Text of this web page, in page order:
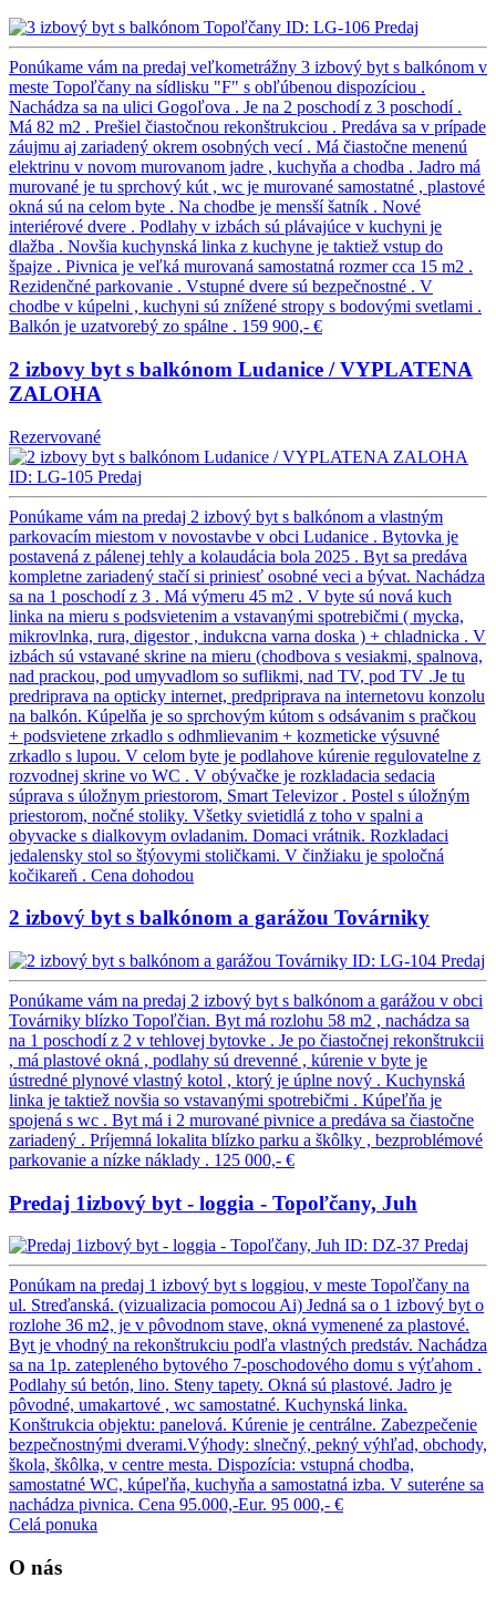
ID: LG-106 Predaj
Ponúkame vám na predaj veľkometrážny 3 izbový byt s balkónom v
meste Topoľčany na sídlisku "F" s obľúbenou dispozíciou .
Nachádza sa na ulici Gogoľova . Je na 2 poschodí z 3 poschodí .
Má 82 m2 . Prešiel čiastočnou rekonštrukciou . Predáva sa v prípade
záujmu aj zariadený okrem osobných vecí . Má čiastočne menenú
elektrinu v novom murovanom jadre , kuchyňa a chodba . Jadro má
murované je tu sprchový kút , wc je murované samostatné , plastové
okná sú na celom byte . Na chodbe je mensší šatník . Nové
interiérové dvere . Podlahy v izbách sú plávajúce v kuchyni je
dlažba . Novšia kuchynská linka z kuchyne je taktiež vstup do
špajze . Pivnica je veľká murovaná samostatná rozmer cca 15 m2 .
Rezidenčné parkovanie . Vstupné dvere sú bezpečnostné . V
chodbe v kúpelni , kuchyni sú znížené stropy s bodovými svetlami .
Balkón je uzatvorebý zo spálne . 159 900,- €
2 izbovy byt s balkónom Ludanice / VYPLATENA
ZALOHA
Rezervované
ID: LG-105 Predaj
Ponúkame vám na predaj 2 izbový byt s balkónom a vlastným
parkovacím miestom v novostavbe v obci Ludanice . Bytovka je
postavená z pálenej tehly a kolaudácia bola 2025 . Byt sa predáva
kompletne zariadený stačí si priniesť osobné veci a bývat. Nachádza
sa na 1 poschodí z 3 . Má výmeru 45 m2 . V byte sú nová kuch
linka na mieru s podsvietenim a vstavanými spotrebičmi ( mycka,
mikrovlnka, rura, digestor , indukcna varna doska ) + chladnicka . V
izbách sú vstavané skrine na mieru (chodbova s vesiakmi, spalnova,
nad prackou, pod umyvadlom so suflikmi, nad TV, pod TV .Je tu
predriprava na opticky internet, predpriprava na internetovu konzolu
na balkón. Kúpelňa je so sprchovým kútom s odsávanim s pračkou
+ podsvietene zrkadlo s odhmlievanim + kozmeticke výsuvné
zrkadlo s lupou. V celom byte je podlahove kúrenie regulovatelne z
rozvodnej skrine vo WC . V obývačke je rozkladacia sedacia
súprava s úložnym priestorom, Smart Televizor . Postel s úložným
priestorom, nočné stoliky. Všetky svietidlá z toho v spalni a
obyvacke s dialkovym ovladanim. Domaci vrátnik. Rozkladaci
jedalensky stol so štýovymi stoličkami. V činžiaku je spoločná
kočikareň . Cena dohodou
2 izbový byt s balkónom a garážou Továrniky
ID: LG-104 Predaj
Ponúkame vám na predaj 2 izbový byt s balkónom a garážou v obci
Továrniky blízko Topoľčian. Byt má rozlohu 58 m2 , nachádza sa
na 1 poschodí z 2 v tehlovej bytovke . Je po čiastočnej rekonštrukcii
, má plastové okná , podlahy sú drevenné , kúrenie v byte je
ústredné plynové vlastný kotol , ktorý je úplne nový . Kuchynská
linka je taktiež novšia so vstavanými spotrebičmi . Kúpeľňa je
spojená s wc . Byt má i 2 murované pivnice a predáva sa čiastočne
zariadený . Príjemná lokalita blízko parku a škôlky , bezproblémové
parkovanie a nízke náklady . 125 000,- €
Predaj 1izbový byt - loggia - Topoľčany, Juh
ID: DZ-37 Predaj
Ponúkam na predaj 1 izbový byt s loggiou, v meste Topoľčany na
ul. Streďanská. (vizualizacia pomocou Ai) Jedná sa o 1 izbový byt o
rozlohe 36 m2, je v pôvodnom stave, okná vymenené za plastové.
Byt je vhodný na rekonštrukciu podľa vlastných predstáv. Nachádza
sa na 1p. zatepleného bytového 7-poschodového domu s výťahom .
Podlahy sú betón, lino. Steny tapety. Okná sú plastové. Jadro je
pôvodné, umakartové , wc samostatné. Kuchynská linka.
Konštrukcia objektu: panelová. Kúrenie je centrálne. Zabezpečenie
bezpečnostnými dverami.Výhody: slnečný, pekný výhľad, obchody,
škola, škôlka, v centre mesta. Dispozícia: vstupná chodba,
samostatné WC, kúpeľňa, kuchyňa a samostatná izba. V suteréne sa
nachádza pivnica. Cena 95.000,-Eur. 95 000,- €
Celá ponuka
O nás